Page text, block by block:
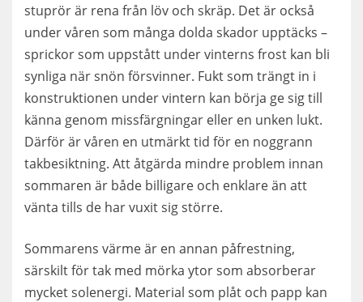
stuprör är rena från löv och skräp. Det är också
under våren som många dolda skador upptäcks –
sprickor som uppstått under vinterns frost kan bli
synliga när snön försvinner. Fukt som trängt in i
konstruktionen under vintern kan börja ge sig till
känna genom missfärgningar eller en unken lukt.
Därför är våren en utmärkt tid för en noggrann
takbesiktning. Att åtgärda mindre problem innan
sommaren är både billigare och enklare än att
vänta tills de har vuxit sig större.
Sommarens värme är en annan påfrestning,
särskilt för tak med mörka ytor som absorberar
mycket solenergi. Material som plåt och papp kan